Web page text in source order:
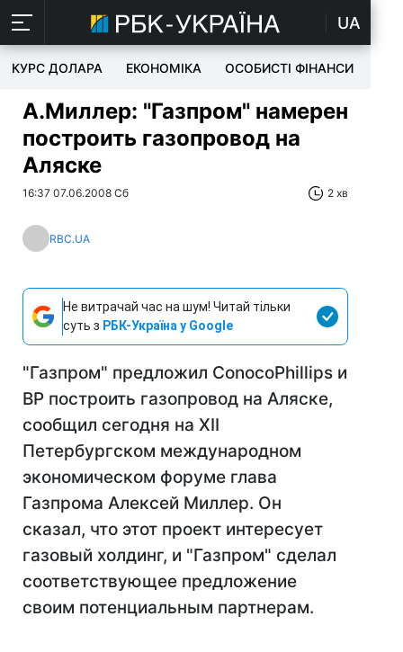
UA
КУРС ДОЛАРА ЕКОНОМІКА ОСОБИСТІ ФІНАНСИ
А.Миллер: "Газпром" намерен
построить газопровод на
Аляске
16:37 07.06.2008 Сб 2 хв
RBC.UA
Не витрачай час на шум! Читай тільки
суть з РБК-Україна у Google
"Газпром" предложил ConocoPhillips и
BP построить газопровод на Аляске,
сообщил сегодня на XII
Петербургском международном
экономическом форуме глава
Газпрома Алексей Миллер. Он
сказал, что этот проект интересует
газовый холдинг, и "Газпром" сделал
соответствующее предложение
своим потенциальным партнерам.